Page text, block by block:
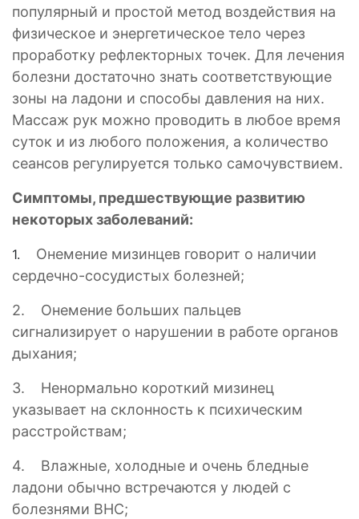
популярный и простой метод воздействия на
физическое и энергетическое тело через
проработку рефлекторных точек. Для лечения
болезни достаточно знать соответствующие
зоны на ладони и способы давления на них.
Массаж рук можно проводить в любое время
суток и из любого положения, а количество
сеансов регулируется только самочувствием.
Симптомы, предшествующие развитию
некоторых заболеваний:
1. Онемение мизинцев говорит о наличии
сердечно-сосудистых болезней;
2. Онемение больших пальцев
сигнализирует о нарушении в работе органов
дыхания;
3. Ненормально короткий мизинец
указывает на склонность к психическим
расстройствам;
4. Влажные, холодные и очень бледные
ладони обычно встречаются у людей с
болезнями ВНС;